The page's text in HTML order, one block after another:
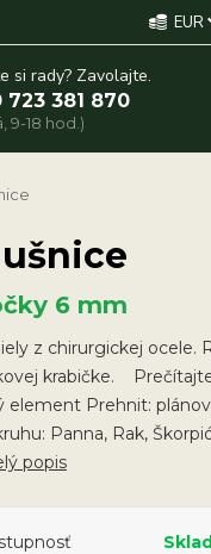
EUR
si rady? Zavolajte.
723 381 870
9-18 hod.)
6 mm
z chirurgickej ocele.
krabičke.
element Prehnit:
Panna, Rak,
popis